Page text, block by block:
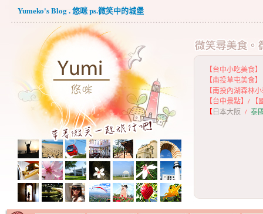
Yumeko's Blog . 悠咪 ps.微笑中的城堡
【台中小吃美食】
【南投草屯美食】
【南投內湖森林
【台中景點】 /
【日本大阪 / 泰